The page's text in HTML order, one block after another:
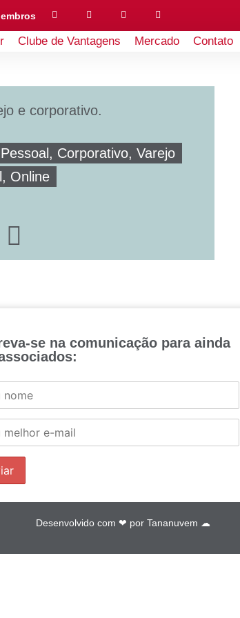
Clube de Vantagens Mercado Contato
e corporativo.
Pessoal, Corporativo, Varejo
Online
se na comunicação para ainda
Desenvolvido com ❤ por Tananuvem ☁